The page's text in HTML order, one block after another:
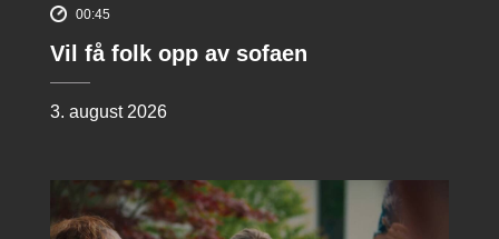
00:45
Vil få folk opp av sofaen
3. august 2026